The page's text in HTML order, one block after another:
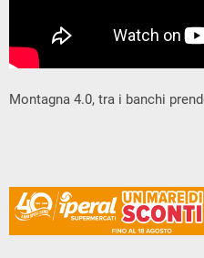
Montagna 4.0, tra i banchi